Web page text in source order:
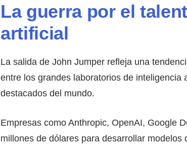
La guerra por el
artificial
La salida de John Jumper refleja una
entre los grandes laboratorios de
destacados del mundo.
Empresas como Anthropic, OpenAI, Google
millones de dólares para desarrollar modelos